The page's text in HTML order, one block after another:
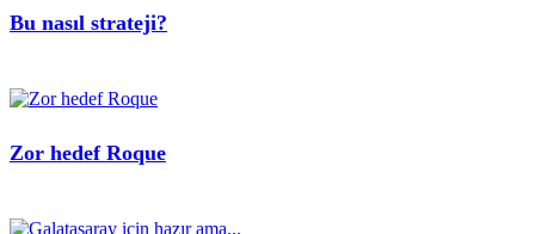
Bu nasıl strateji?
Zor hedef Roque